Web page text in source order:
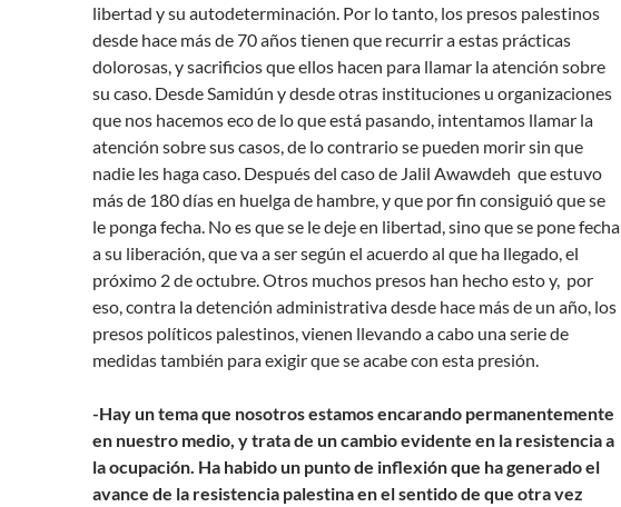
libertad y su autodeterminación. Por lo tanto, los presos palestinos
desde hace más de 70 años tienen que recurrir a estas prácticas
dolorosas, y sacrificios que ellos hacen para llamar la atención sobre
su caso. Desde Samidún y desde otras instituciones u organizaciones
que nos hacemos eco de lo que está pasando, intentamos llamar la
atención sobre sus casos, de lo contrario se pueden morir sin que
nadie les haga caso. Después del caso de Jalil Awawdeh que estuvo
más de 180 días en huelga de hambre, y que por fin consiguió que se
le ponga fecha. No es que se le deje en libertad, sino que se pone fecha
a su liberación, que va a ser según el acuerdo al que ha llegado, el
próximo 2 de octubre. Otros muchos presos han hecho esto y, por
eso, contra la detención administrativa desde hace más de un año, los
presos políticos palestinos, vienen llevando a cabo una serie de
medidas también para exigir que se acabe con esta presión.
-Hay un tema que nosotros estamos encarando permanentemente
en nuestro medio, y trata de un cambio evidente en la resistencia a
la ocupación. Ha habido un punto de inflexión que ha generado el
avance de la resistencia palestina en el sentido de que otra vez